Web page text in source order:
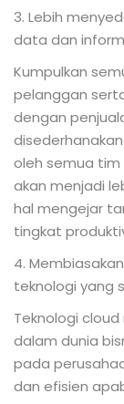
3. Lebih
data dan
Kumpulkan
pelanggan
dengan
oleh semua tim
akan menjadi
hal mengejar
tingkat
4.
teknologi yang
Teknologi
dalam dunia
pada
dan efisien